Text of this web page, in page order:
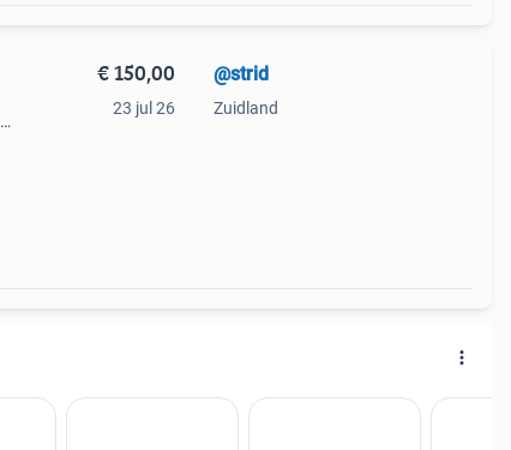
€ 150,00
23 jul 26
@strid
Zuidland